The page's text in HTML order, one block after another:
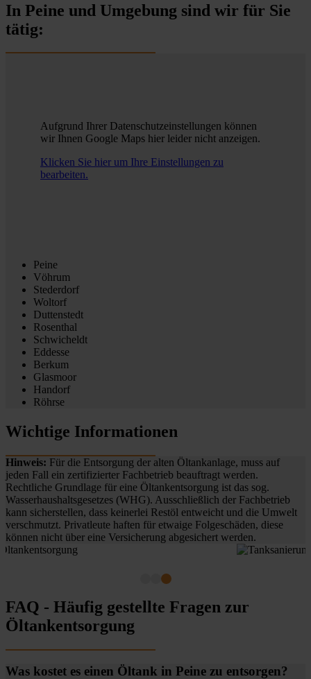
In Peine und Umgebung sind wir für Sie
tätig:
Aufgrund Ihrer Datenschutzeinstellungen können
wir Ihnen Google Maps hier leider nicht anzeigen.
Klicken Sie hier um Ihre Einstellungen zu
bearbeiten.
Peine
Vöhrum
Stederdorf
Woltorf
Duttenstedt
Rosenthal
Schwicheldt
Eddesse
Berkum
Glasmoor
Handorf
Röhrse
Wichtige Informationen
Hinweis: Für die Entsorgung der alten Öltankanlage, muss auf
jeden Fall ein zertifizierter Fachbetrieb beauftragt werden.
Rechtliche Grundlage für eine Öltankentsorgung ist das sog.
Wasserhaushaltsgesetzes (WHG). Ausschließlich der Fachbetrieb
kann sicherstellen, dass keinerlei Restöl entweicht und die Umwelt
verschmutzt. Privatleute haften für etwaige Folgeschäden, diese
können nicht über eine Versicherung abgesichert werden.
FAQ - Häufig gestellte Fragen zur
Öltankentsorgung
Was kostet es einen Öltank in Peine zu entsorgen?